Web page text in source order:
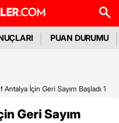
PUAN DURUMU
Antalya İçin Geri Sayım Başladı 1
Geri Sayım